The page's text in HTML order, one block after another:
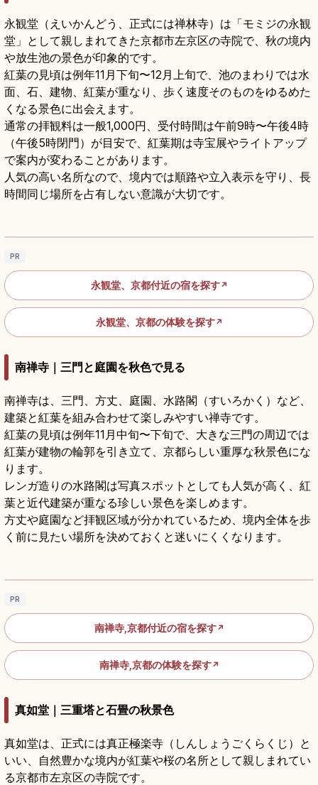
永観堂（えいかんどう、正式には禅林寺）は「モミジの永観
堂」として親しまれてきた京都市左京区の寺院で、秋の境内
や放生池の景色が印象的です。
紅葉の見頃は例年11月下旬〜12月上旬で、池のまわりでは水
面、石、建物、紅葉が重なり、歩く速度そのものをゆるめた
くなる景色に出会えます。
通常の拝観料は一般1,000円、受付時間は午前9時〜午後4時
（午後5時閉門）が目安で、紅葉期は寺宝展やライトアップ
で案内が変わることがあります。
人気の高い名所なので、境内では順路や立入表示を守り、長
時間同じ場所を占有しない意識が大切です。
永観堂ガイド｜「もみじの永観堂」と紅葉ラ
PR
永観堂、京都付近の宿を探す↗
永観堂、京都の体験を探す↗
南禅寺｜三門と庭園を秋色で見る
南禅寺は、三門、方丈、庭園、水路閣（すいろかく）など、
建築と紅葉を組み合わせて楽しみやすい禅寺です。
紅葉の見頃は例年11月中旬〜下旬で、大きな三門の周辺では
紅葉が建物の輪郭を引き立て、京都らしい重厚な秋景色にな
ります。
レンガ造りの水路閣は写真スポットとしても人気が高く、紅
葉と近代建築が重なる珍しい景色を楽しめます。
方丈や庭園など拝観区域が分かれているため、境内全体を歩
く前に見たい場所を決めておくと迷いにくくなります。
南禅寺の見どころ｜水路閣・方丈庭園・三門
PR
南禅寺,京都付近の宿を探す↗
南禅寺,京都の体験を探す↗
真如堂｜三重塔と石畳の秋景色
真如堂は、正式には真正極楽寺（しんしょうごくらくじ）と
いい、自然豊かな境内が紅葉や桜の名所として親しまれてい
る京都市左京区の寺院です。